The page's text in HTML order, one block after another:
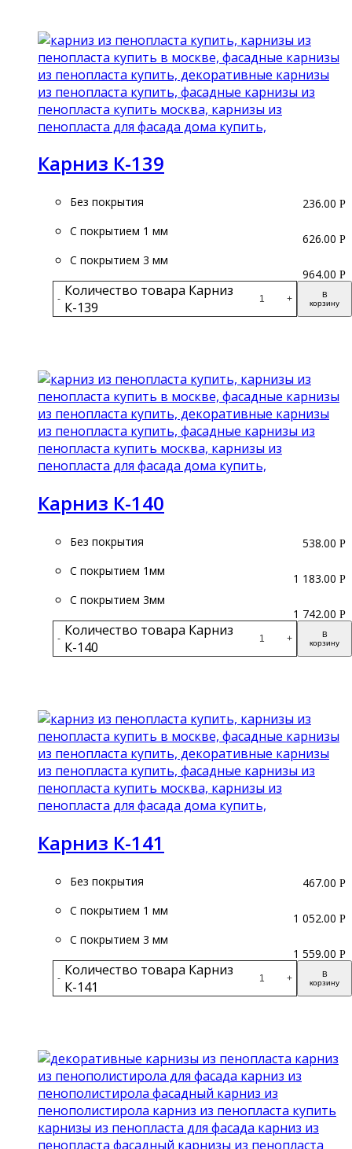
Карниз К-139
Без покрытия
С покрытием 1 мм
С покрытием 3 мм
- Количество товара Карниз
К-139
+
В
корзину
236.00 Р
626.00 Р
964.00 Р
Карниз К-140
Без покрытия
С покрытием 1мм
С покрытием 3мм
- Количество товара Карниз
К-140
+
В
корзину
538.00 Р
1 183.00 Р
1 742.00 Р
Карниз К-141
Без покрытия
С покрытием 1 мм
С покрытием 3 мм
- Количество товара Карниз
К-141
+
В
корзину
467.00 Р
1 052.00 Р
1 559.00 Р